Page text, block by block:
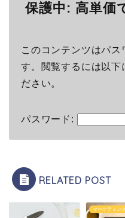
保護中: 高単価
このコンテンツはパス
す。閲覧するには以下
ださい。
パスワード:
RELATED POST
マーケティン